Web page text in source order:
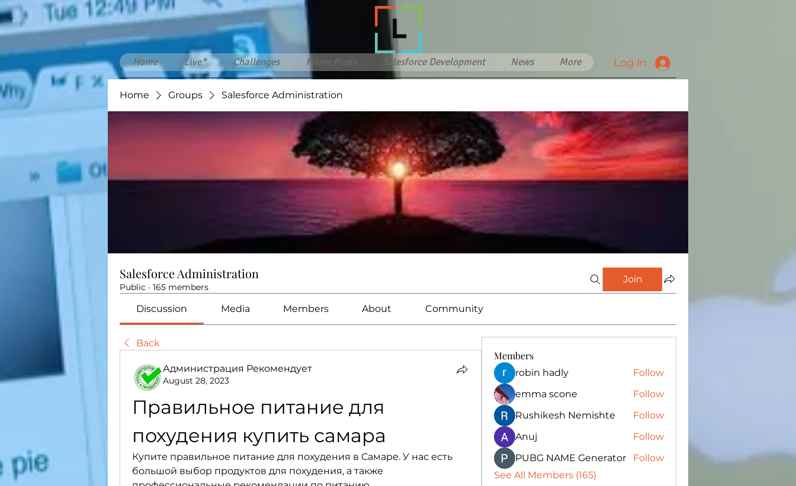
Home Live* Challenges Prime Posts Salesforce Development News More Log In
Home Groups Salesforce Administration
Salesforce Administration
Public · 165 members
Join
Discussion Media Members About Community
Back
Администрация Рекомендует
August 28, 2023
Правильное питание для
похудения купить самара
Купите правильное питание для похудения в Самаре. У нас есть
большой выбор продуктов для похудения, а также
Members
robin hadly
Follow
emma scone
Follow
Rushikesh Nemishte
Follow
Anuj
Follow
PUBG NAME Generator
Follow
See All Members (165)